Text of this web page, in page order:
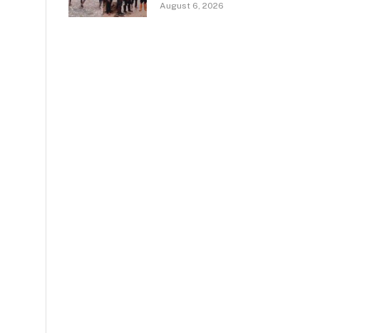
August 6, 2026